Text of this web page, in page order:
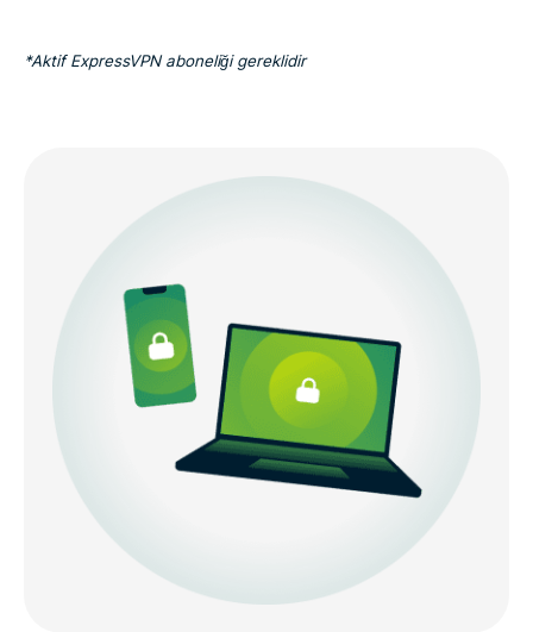
*Aktif ExpressVPN aboneliği gereklidir